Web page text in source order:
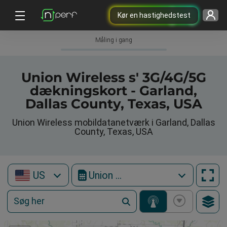
Kør en hastighedstest
Måling i gang
Union Wireless s' 3G/4G/5G
dækningskort - Garland,
Dallas County, Texas, USA
Union Wireless mobildatanetværk i Garland, Dallas
County, Texas, USA
US Union Wireless